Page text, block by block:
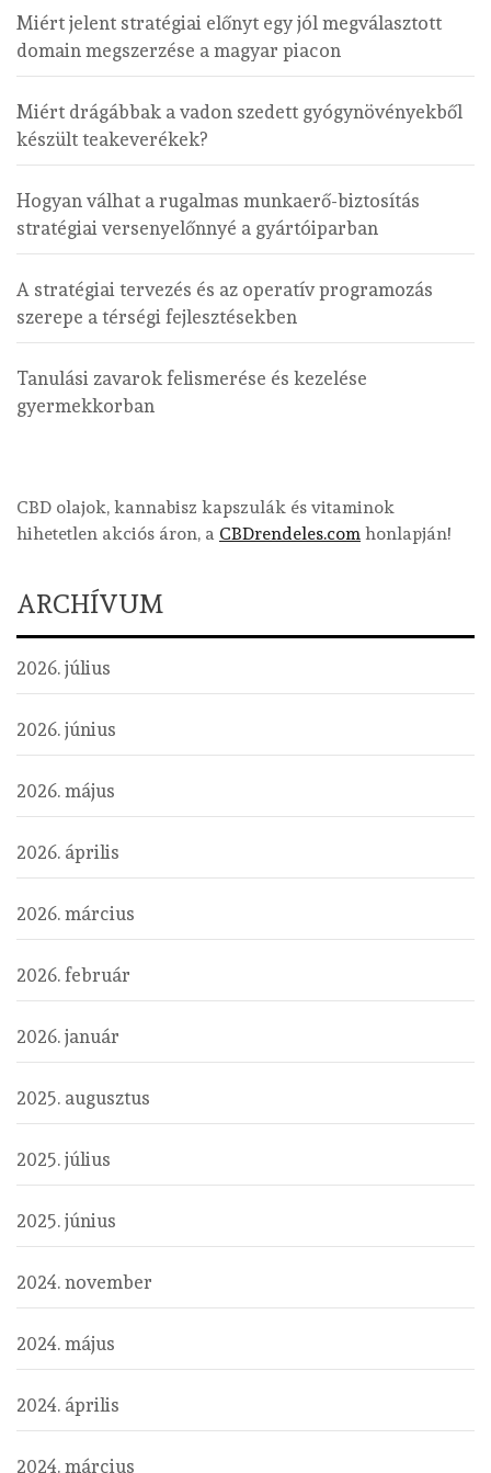
Miért jelent stratégiai előnyt egy jól megválasztott
domain megszerzése a magyar piacon
Miért drágábbak a vadon szedett gyógynövényekből
készült teakeverékek?
Hogyan válhat a rugalmas munkaerő-biztosítás
stratégiai versenyelőnnyé a gyártóiparban
A stratégiai tervezés és az operatív programozás
szerepe a térségi fejlesztésekben
Tanulási zavarok felismerése és kezelése
gyermekkorban
CBD olajok, kannabisz kapszulák és vitaminok
hihetetlen akciós áron, a CBDrendeles.com honlapján!
ARCHÍVUM
2026. július
2026. június
2026. május
2026. április
2026. március
2026. február
2026. január
2025. augusztus
2025. július
2025. június
2024. november
2024. május
2024. április
2024. március